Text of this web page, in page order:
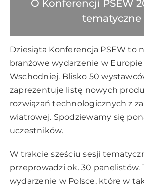
O Konferencji PSEW
tematyczne
Dziesiąta Konferencja PSEW to
branżowe wydarzenie w
Wschodniej. Blisko 50
zaprezentuje listę nowych
rozwiązań technologicznych z
wiatrowej. Spodziewamy się
uczestników.
W trakcie sześciu sesji
przeprowadzi ok. 30 panelistów.
wydarzenie w Polsce, które w